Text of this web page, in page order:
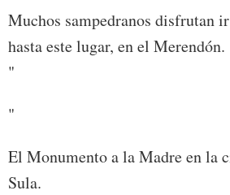
Muchos sampedranos disfrutan
hasta este lugar, en el Merendón.
"
"
El Monumento a la Madre en la
Sula.